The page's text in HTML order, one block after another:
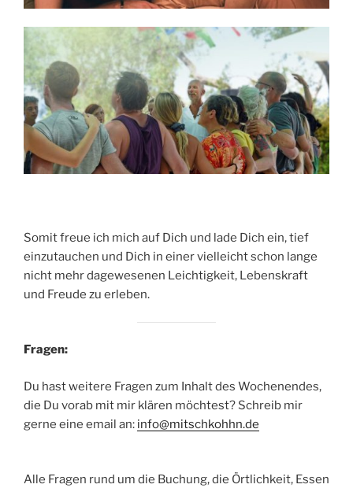
Somit freue ich mich auf Dich und lade Dich ein, tief
einzutauchen und Dich in einer vielleicht schon lange
nicht mehr dagewesenen Leichtigkeit, Lebenskraft
und Freude zu erleben.
Fragen:
Du hast weitere Fragen zum Inhalt des Wochenendes,
die Du vorab mit mir klären möchtest? Schreib mir
gerne eine email an: info@mitschkohhn.de
Alle Fragen rund um die Buchung, die Örtlichkeit, Essen